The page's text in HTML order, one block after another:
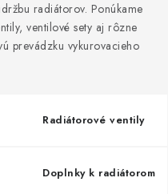
radiátorov. Ponúkame
ventilové sety aj rôzne
prevádzku vykurovacieho
Radiátorové ventily
Doplnky k radiátorom